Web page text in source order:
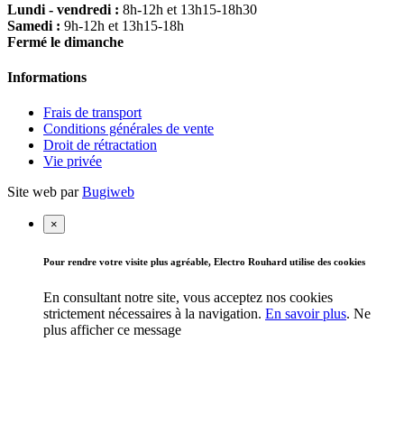
Lundi - vendredi : 8h-12h et 13h15-18h30
Samedi : 9h-12h et 13h15-18h
Fermé le dimanche
Informations
Frais de transport
Conditions générales de vente
Droit de rétractation
Vie privée
Site web parBugiweb
×
Pour rendre votre visite plus agréable, Electro Rouhard utilise des cookies
En consultant notre site, vous acceptez nos cookies
strictement nécessaires à la navigation. En savoir plus. Ne
plus afficher ce message